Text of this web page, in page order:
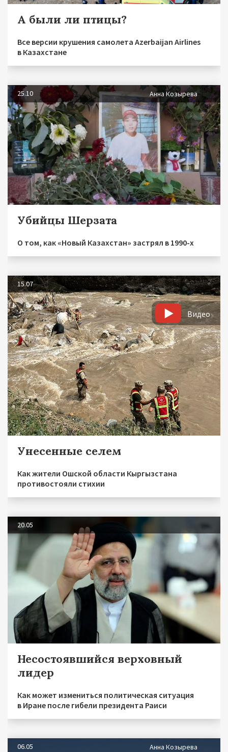
А были ли птицы?
Все версии крушения самолета Azerbaijan Airlines
в Казахстане
25.10 Анна Козырева
Убийцы Шерзата
О том, как «Новый Казахстан» застрял в 1990-х
15.07
Видео
Унесенные селем
Как жители Ошской области Кыргызстана
противостояли стихии
20.05
Несостоявшийся верховный
лидер
Как может измениться политическая ситуация
в Иране после гибели президента Раиси
06.05 Анна Козырева